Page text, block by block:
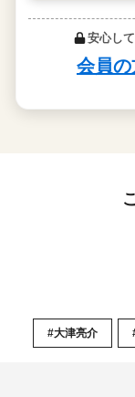
#大津亮介